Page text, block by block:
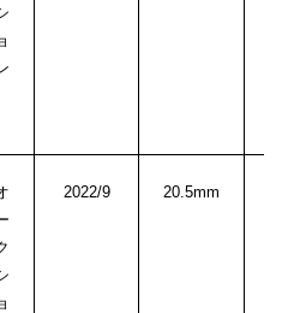
2022/9 20.5mm